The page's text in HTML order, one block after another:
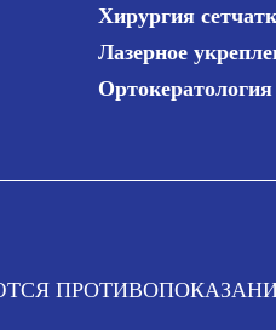
Хирургия
Лазерное
Ортокератология